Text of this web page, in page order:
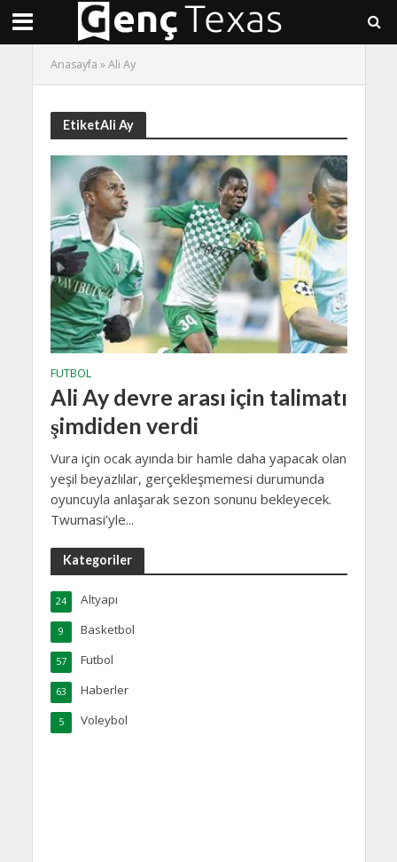
Anasayfa »Ali Ay
EtiketAli Ay
FUTBOL
Ali Ay devre arası için talimatı
şimdiden verdi
Vura için ocak ayında bir hamle daha yapacak olan
yeşil beyazlılar, gerçekleşmemesi durumunda
oyuncuyla anlaşarak sezon sonunu bekleyecek.
Twumasi’yle...
Kategoriler
Altyapı
24
Basketbol
9
Futbol
57
Haberler
63
Voleybol
5